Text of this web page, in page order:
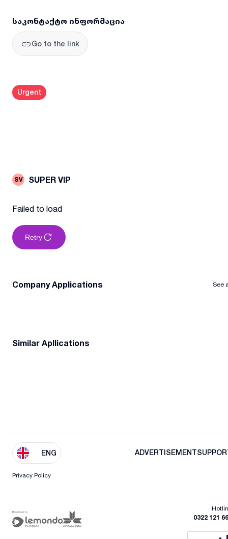
საკონტაქტო ინფორმაცია
Go to the link
Urgent
SV SUPER VIP
Failed to load
Retry
Company Applications See
Similar Apllications
ENG ADVERTISEMENT
Privacy Policy
0322 121